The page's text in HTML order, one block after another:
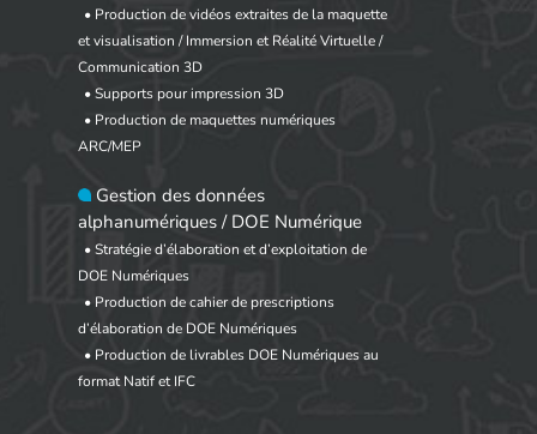
• Production de vidéos extraites de la maquette
et visualisation / Immersion et Réalité Virtuelle /
Communication 3D
• Supports pour impression 3D
• Production de maquettes numériques
ARC/MEP
Gestion des données
alphanumériques / DOE Numérique
• Stratégie d’élaboration et d’exploitation de
DOE Numériques
• Production de cahier de prescriptions
d’élaboration de DOE Numériques
• Production de livrables DOE Numériques au
format Natif et IFC